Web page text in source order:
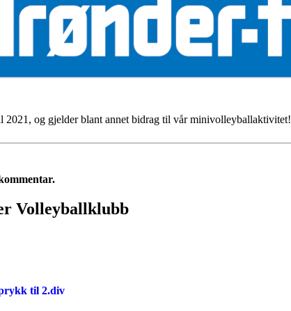
2021, og gjelder blant annet bidrag til vår minivolleyballaktivitet!
Volleyballklubb
til 2.div